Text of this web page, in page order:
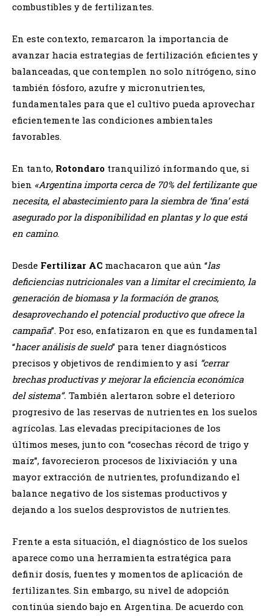
combustibles y de fertilizantes.
En este contexto, remarcaron la importancia de
avanzar hacia estrategias de fertilización eficientes y
balanceadas, que contemplen no solo nitrógeno, sino
también fósforo, azufre y micronutrientes,
fundamentales para que el cultivo pueda aprovechar
eficientemente las condiciones ambientales
favorables.
En tanto, Rotondaro tranquilizó informando que, si
bien «Argentina importa cerca de 70% del fertilizante que
necesita, el abastecimiento para la siembra de ‘fina’ está
asegurado por la disponibilidad en plantas y lo que está
en camino.
Desde Fertilizar AC machacaron que aún “las
deficiencias nutricionales van a limitar el crecimiento, la
generación de biomasa y la formación de granos,
desaprovechando el potencial productivo que ofrece la
campaña”. Por eso, enfatizaron en que es fundamental
“hacer análisis de suelo” para tener diagnósticos
precisos y objetivos de rendimiento y así “cerrar
brechas productivas y mejorar la eficiencia económica
del sistema”. También alertaron sobre el deterioro
progresivo de las reservas de nutrientes en los suelos
agrícolas. Las elevadas precipitaciones de los
últimos meses, junto con “cosechas récord de trigo y
maíz”, favorecieron procesos de lixiviación y una
mayor extracción de nutrientes, profundizando el
balance negativo de los sistemas productivos y
dejando a los suelos desprovistos de nutrientes.
Frente a esta situación, el diagnóstico de los suelos
aparece como una herramienta estratégica para
definir dosis, fuentes y momentos de aplicación de
fertilizantes. Sin embargo, su nivel de adopción
continúa siendo bajo en Argentina. De acuerdo con